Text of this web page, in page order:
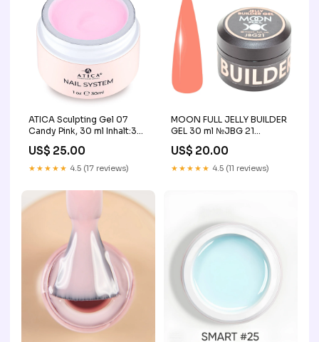
ATICA Sculpting Gel 07
Candy Pink, 30 ml Inhalt:30
US$ 25.00
★★★★★ 4.5 (17 reviews)
MOON FULL JELLY BUILDER
GEL 30 ml №JBG 21
Farbe:Rot
US$ 20.00
★★★★★ 4.5 (11 reviews)